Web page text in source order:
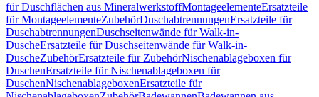
für Duschflächen aus MineralwerkstoffMontageelementeErsatzteile
für MontageelementeZubehörDuschabtrennungenErsatzteile für
DuschabtrennungenDuschseitenwände für Walk-in-
DuscheErsatzteile für Duschseitenwände für Walk-in-
DuscheZubehörErsatzteile für ZubehörNischenablageboxen für
DuschenErsatzteile für Nischenablageboxen für
DuschenNischenablageboxenErsatzteile für